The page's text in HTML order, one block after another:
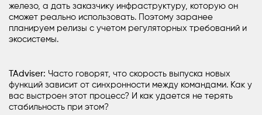
железо, а дать заказчику инфраструктуру, которую он
сможет реально использовать. Поэтому заранее
планируем релизы с учетом регуляторных требований и
экосистемы.
TAdviser: Часто говорят, что скорость выпуска новых
функций зависит от синхронности между командами. Как у
вас выстроен этот процесс? И как удается не терять
стабильность при этом?